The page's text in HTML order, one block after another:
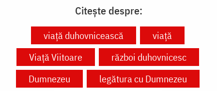
Citește despre:
viață duhovnicească
viață
Viață Viitoare
război duhovnicesc
Dumnezeu
legătura cu Dumnezeu